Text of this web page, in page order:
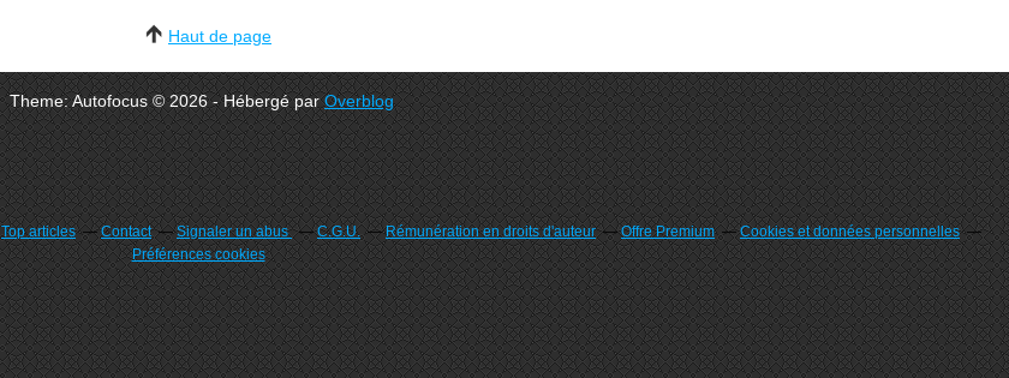
Haut de page
Theme: Autofocus © 2026 - Hébergé parOverblog
Top articles Contact Signaler un abus C.G.U. Rémunération en droits d'auteur Offre Premium
Cookies et données personnelles
Préférences cookies